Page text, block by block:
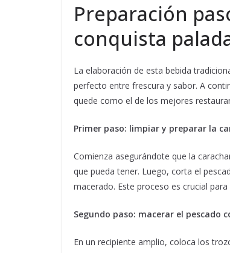
Preparación
conquista
La elaboración de esta bebida
perfecto entre frescura y sabor. A
quede como el de los mejores
Primer paso: limpiar y preparar la
Comienza asegurándote que la
que pueda tener. Luego, corta el
macerado. Este proceso es crucial
Segundo paso: macerar el pescado
En un recipiente amplio, coloca los